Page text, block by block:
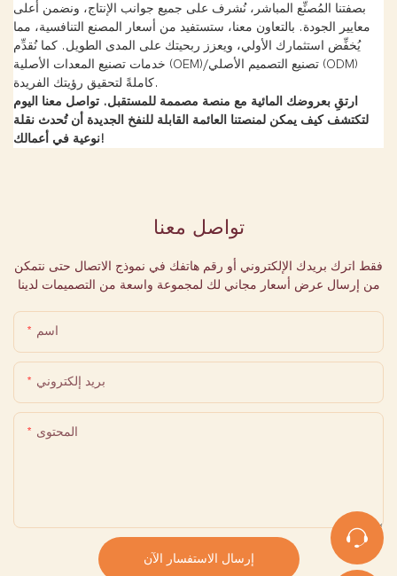
بصفتنا المُصنِّع المباشر، نُشرف على جميع جوانب الإنتاج، ونضمن أعلى
معايير الجودة. بالتعاون معنا، ستستفيد من أسعار المصنع التنافسية، مما
يُخفِّض استثمارك الأولي، ويعزز ربحيتك على المدى الطويل. كما نُقدِّم
خدمات تصنيع المعدات الأصلية (OEM)/تصنيع التصميم الأصلي (ODM)
كاملةً لتحقيق رؤيتك الفريدة.
ارتقِ بعروضك المائية مع منصة مصممة للمستقبل. تواصل معنا اليوم
لتكتشف كيف يمكن لمنصتنا العائمة القابلة للنفخ الجديدة أن تُحدث نقلة
نوعية في أعمالك!
تواصل معنا
فقط اترك بريدك الإلكتروني أو رقم هاتفك في نموذج الاتصال حتى نتمكن
من إرسال عرض أسعار مجاني لك لمجموعة واسعة من التصميمات لدينا
اسم
بريد إلكتروني
المحتوى
إرسال الاستفسار الآن